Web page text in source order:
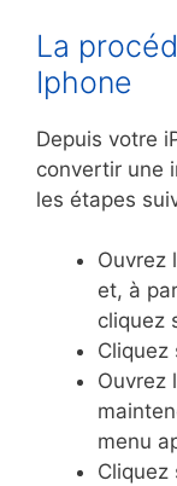
La
Iphone
Depuis votre
convertir une
les étapes
Ouvrez
et, à
cliquez
Cliquez
Ouvrez
menu
Cliquez